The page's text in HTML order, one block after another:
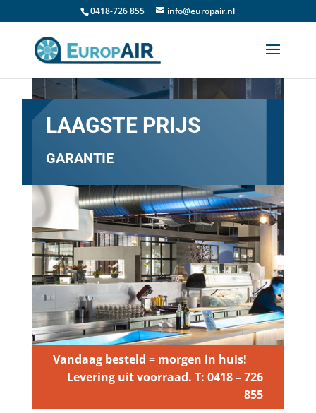
0418-726 855 info@europair.nl
LAAGSTE PRIJS
GARANTIE
Vandaag besteld = morgen in huis!
Levering uit voorraad. T: 0418 – 726
855